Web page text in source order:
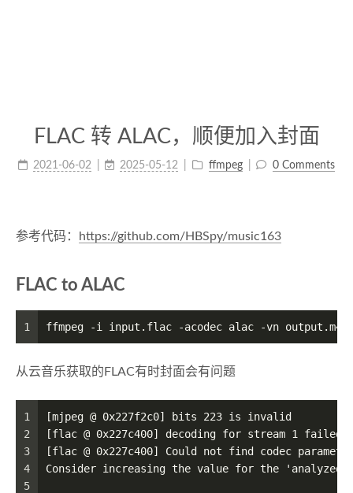
FLAC 转 ALAC，顺便加入封面
2021-06-02 2025-05-12 ffmpeg 0 Comments
参考代码： https://github.com/HBSpy/music163
FLAC to ALAC
1 ffmpeg -i input.flac -acodec alac -vn output.m4a
从云音乐获取的FLAC有时封面会有问题
1
2
3
4
5
[mjpeg @ 0x227f2c0] bits 223 is invalid
[flac @ 0x227c400] decoding for stream 1 failed
[flac @ 0x227c400] Could not find codec
Consider increasing the value for the